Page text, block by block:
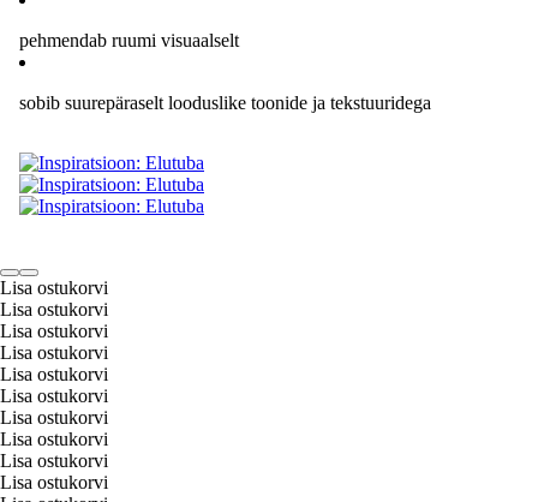
pehmendab ruumi visuaalselt
sobib suurepäraselt looduslike toonide ja tekstuuridega
Lisa ostukorvi
Lisa ostukorvi
Lisa ostukorvi
Lisa ostukorvi
Lisa ostukorvi
Lisa ostukorvi
Lisa ostukorvi
Lisa ostukorvi
Lisa ostukorvi
Lisa ostukorvi